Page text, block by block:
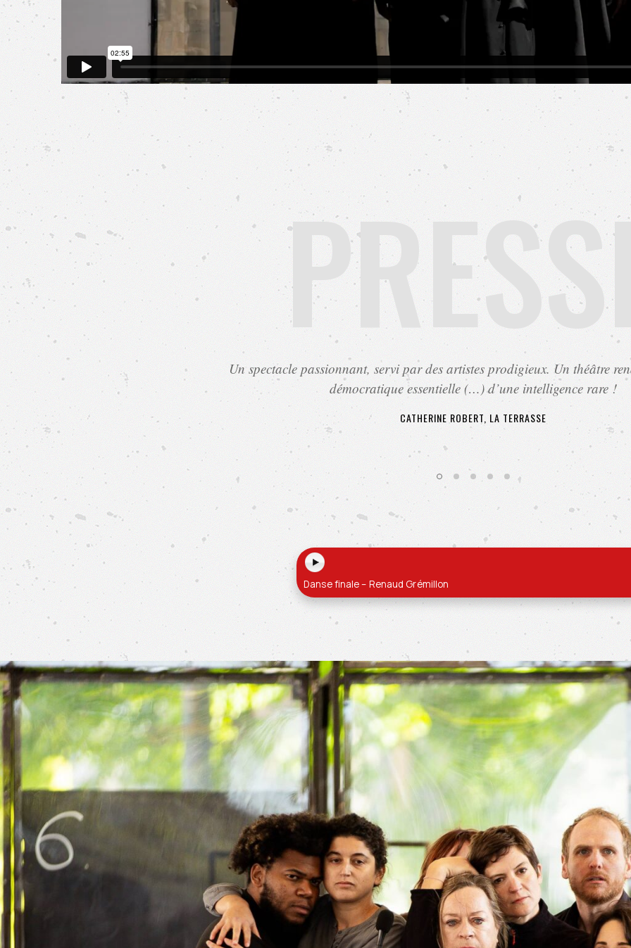
de Périne Faivre.
Un spectacle passionnant, servi par des artistes prodigieux. Un théâtre
démocratique essentielle (…) d’une intelligence rare !
CATHERINE ROBERT, LA TERRASSE
Danse finale – Renaud Grémillon